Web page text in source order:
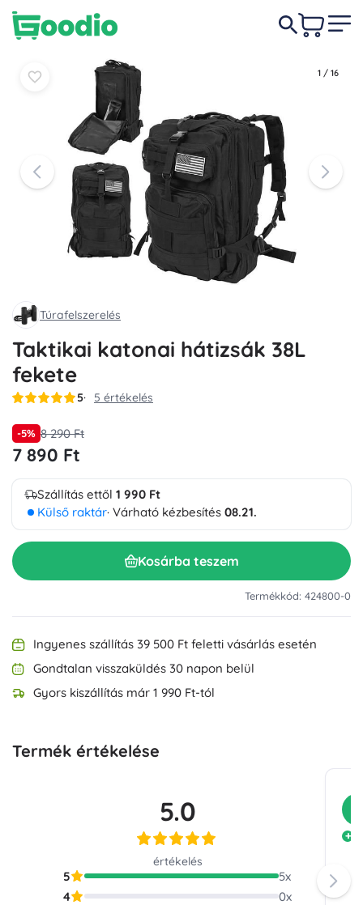
1 / 16
Túrafelszerelés
Taktikai katonai hátizsák 38L
fekete
5 5 értékelés
-5% 8 290 Ft
7 890 Ft
Szállítás ettől 1 990 Ft
Külső raktár· Várható kézbesítés 08.21.
Kosárba teszem
Termékkód: 424800-0
Ingyenes szállítás 39 500 Ft feletti vásárlás esetén
Gondtalan visszaküldés 30 napon belül
Gyors kiszállítás már 1 990 Ft-tól
Termék értékelése
5.0
értékelés
5 5x
4
0x
-5% 8 290 Ft
Kosárba